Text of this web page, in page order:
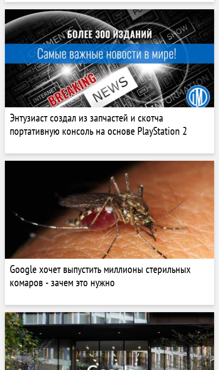
Энтузиаст создал из запчастей и скотча
портативную консоль на основе PlayStation 2
Google хочет выпустить миллионы стерильных
комаров - зачем это нужно